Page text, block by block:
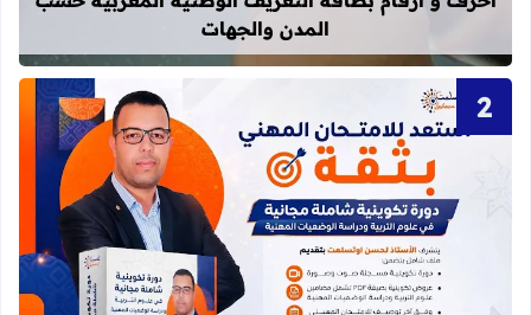
المدن والجهات
قراءة المزيد عن دورة تكوينية